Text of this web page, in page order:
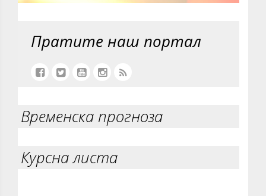
Пратите наш портал
Временска прогноза
Курсна листа